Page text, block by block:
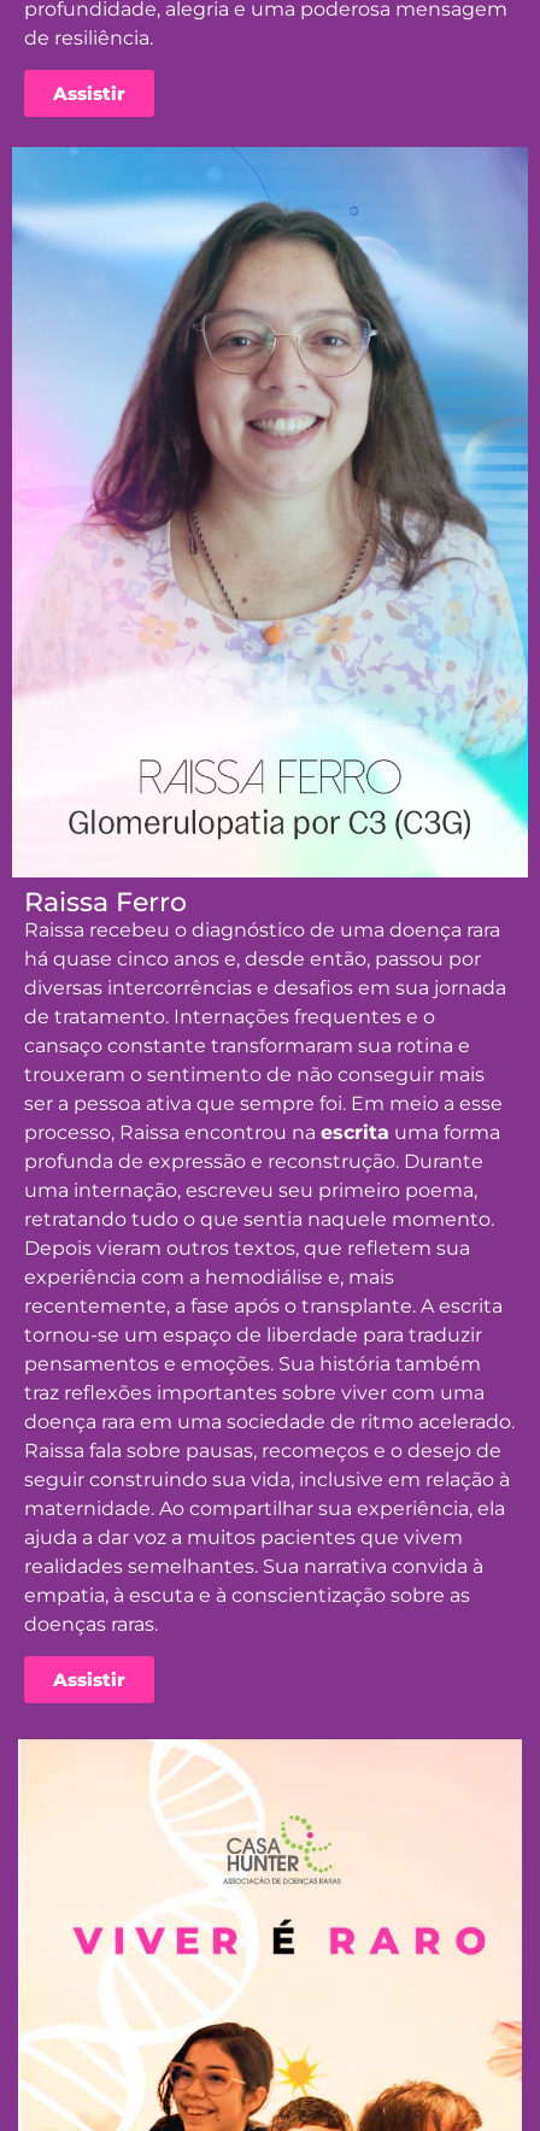
profundidade, alegria e uma poderosa mensagem
de resiliência.
Assistir
Raissa Ferro
Raissa recebeu o diagnóstico de uma doença rara
há quase cinco anos e, desde então, passou por
diversas intercorrências e desafios em sua jornada
de tratamento. Internações frequentes e o
cansaço constante transformaram sua rotina e
trouxeram o sentimento de não conseguir mais
ser a pessoa ativa que sempre foi. Em meio a esse
processo, Raissa encontrou na escrita uma forma
profunda de expressão e reconstrução. Durante
uma internação, escreveu seu primeiro poema,
retratando tudo o que sentia naquele momento.
Depois vieram outros textos, que refletem sua
experiência com a hemodiálise e, mais
recentemente, a fase após o transplante. A escrita
tornou-se um espaço de liberdade para traduzir
pensamentos e emoções. Sua história também
traz reflexões importantes sobre viver com uma
doença rara em uma sociedade de ritmo acelerado.
Raissa fala sobre pausas, recomeços e o desejo de
seguir construindo sua vida, inclusive em relação à
maternidade. Ao compartilhar sua experiência, ela
ajuda a dar voz a muitos pacientes que vivem
realidades semelhantes. Sua narrativa convida à
empatia, à escuta e à conscientização sobre as
doenças raras.
Assistir